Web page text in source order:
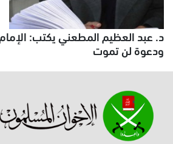
د. عبد العظيم المطعني يكتب:
ودعوة لن تموت